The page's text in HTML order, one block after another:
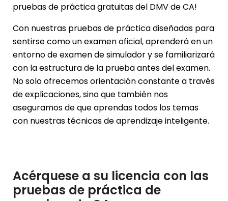
pruebas de práctica gratuitas del DMV de CA!
Con nuestras pruebas de práctica diseñadas para
sentirse como un examen oficial, aprenderá en un
entorno de examen de simulador y se familiarizará
con la estructura de la prueba antes del examen.
No solo ofrecemos orientación constante a través
de explicaciones, sino que también nos
aseguramos de que aprendas todos los temas
con nuestras técnicas de aprendizaje inteligente.
Acérquese a su licencia con las
pruebas de práctica de